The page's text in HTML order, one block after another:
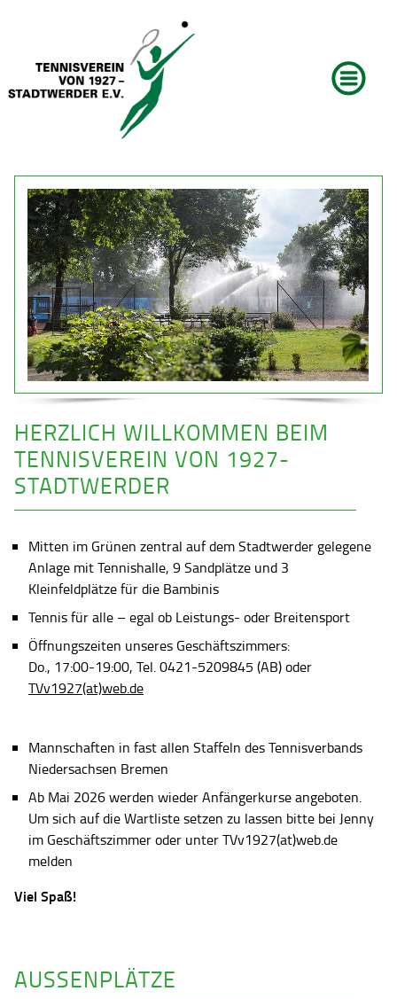
HERZLICH WILLKOMMEN BEIM
TENNISVEREIN VON 1927-
STADTWERDER
Mitten im Grünen zentral auf dem Stadtwerder gelegene
Anlage mit Tennishalle, 9 Sandplätze und 3
Kleinfeldplätze für die Bambinis
Tennis für alle – egal ob Leistungs- oder Breitensport
Öffnungszeiten unseres Geschäftszimmers:
Do., 17:00-19:00, Tel. 0421-5209845 (AB) oder
TVv1927(at)web.de
Mannschaften in fast allen Staffeln des Tennisverbands
Niedersachsen Bremen
Ab Mai 2026 werden wieder Anfängerkurse angeboten.
Um sich auf die Wartliste setzen zu lassen bitte bei Jenny
im Geschäftszimmer oder unter TVv1927(at)web.de
melden
Viel Spaß!
AUSSENPLÄTZE